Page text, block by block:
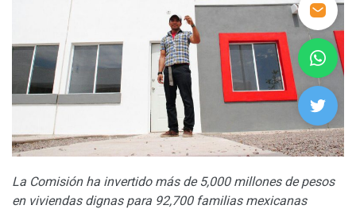
La Comisión ha invertido más de 5,000 millones de pesos
en viviendas dignas para 92,700 familias mexicanas